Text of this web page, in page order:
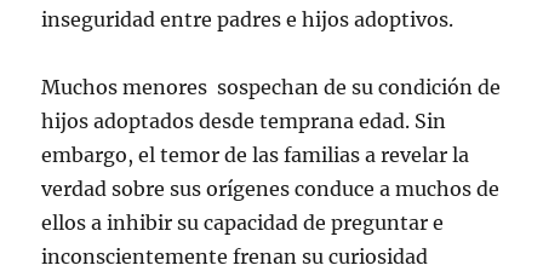
inseguridad entre padres e hijos adoptivos.
Muchos menores sospechan de su condición de
hijos adoptados desde temprana edad. Sin
embargo, el temor de las familias a revelar la
verdad sobre sus orígenes conduce a muchos de
ellos a inhibir su capacidad de preguntar e
inconscientemente frenan su curiosidad